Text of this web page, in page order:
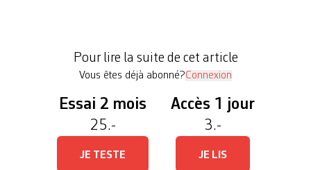
les lieux les […]
Pour lire la suite de cet article
Vous êtes déjà abonné?Connexion
Essai 2 mois
25.-
JE TESTE
Accès 1 jour
3.-
JE LIS